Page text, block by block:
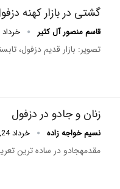
گشتی در بازار کهنه
قاسم منصور آل کثیر خرداد 12, 1391
تصویر: بازار قدیم دزفول، تابستان 1390دزفول یا به زبان محلی دسفیل شهری کهن و خوش آب و
زنان و جادو در دزفول
نسیم خواجه زاده خرداد 24, 1390
مقدمهجادو در ساده ترین